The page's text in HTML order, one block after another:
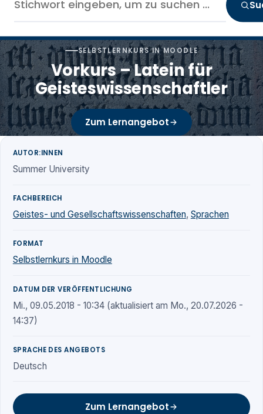
SELBSTLERNKURS IN MOODLE
Vorkurs – Latein für
Geisteswissenschaftler
Zum Lernangebot
AUTOR:INNEN
Summer University
FACHBEREICH
Geistes- und Gesellschaftswissenschaften, Sprachen
FORMAT
Selbstlernkurs in Moodle
DATUM DER VERÖFFENTLICHUNG
Mi., 09.05.2018 - 10:34 (aktualisiert am Mo., 20.07.2026 -
14:37)
SPRACHE DES ANGEBOTS
Deutsch
Zum Lernangebot